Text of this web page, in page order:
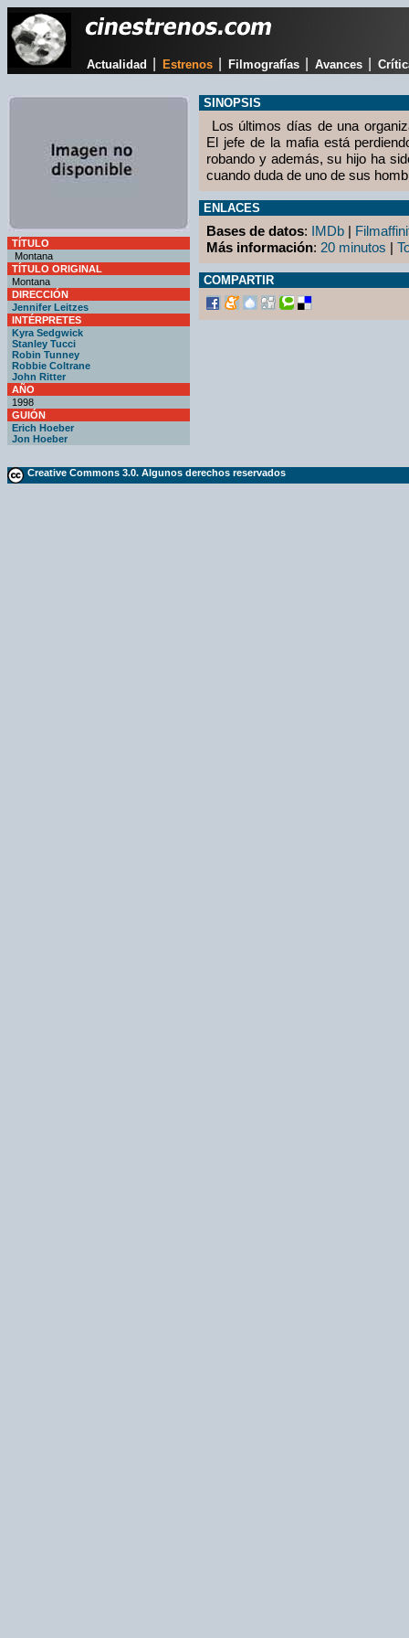
Actualidad Estrenos Filmografías Avances
TÍTULO
Montana
TÍTULO ORIGINAL
Montana
DIRECCIÓN
Jennifer Leitzes
INTÉRPRETES
Kyra Sedgwick
Stanley Tucci
Robin Tunney
Robbie Coltrane
John Ritter
AÑO
1998
GUIÓN
Erich Hoeber
Jon Hoeber
SINOPSIS
Los últimos días de una
El jefe de la mafia está
robando y además, su hijo ha
cuando duda de uno de sus
ENLACES
Bases de datos: IMDb |
Más información: 20 minutos |
COMPARTIR
Creative Commons 3.0. Algunos derechos reservados